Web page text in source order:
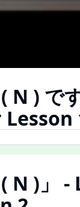
N ) で
( N )」